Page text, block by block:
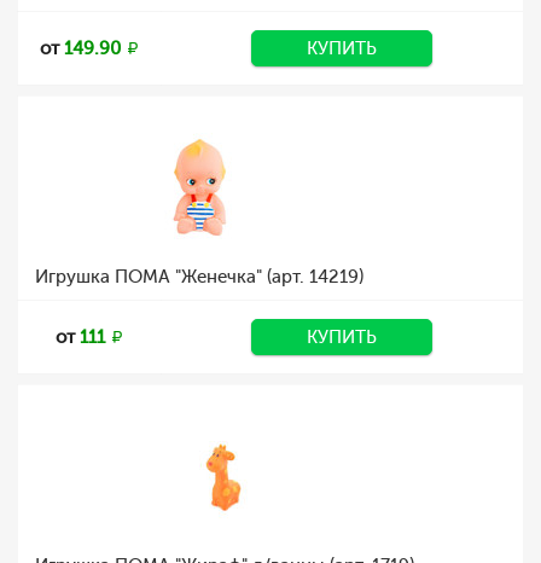
от149.90 КУПИТЬ
Игрушка ПОМА "Женечка" (арт. 14219)
от111 КУПИТЬ